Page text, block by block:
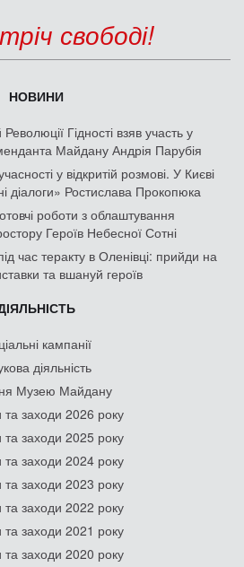
свободі!
НОВИНИ
Гідності взяв участь у
Майдану Андрія Парубія
у відкритій розмові. У Києві
діалоги» Ростислава Прокопюка
роботи з облаштування
Героїв Небесної Сотні
час теракту в Оленівці: прийди на
та вшануй героїв
кампанії
діяльність
Музею Майдану
та заходи 2026 року
та заходи 2025 року
та заходи 2024 року
та заходи 2023 року
та заходи 2022 року
та заходи 2021 року
та заходи 2020 року